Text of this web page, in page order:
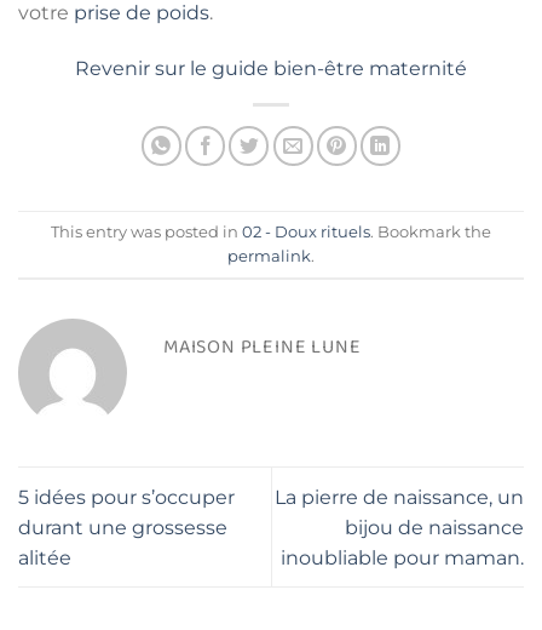
votre prise de poids.
Revenir sur le guide bien-être maternité
This entry was posted in 02 - Doux rituels. Bookmark the
permalink.
MAISON PLEINE LUNE
5 idées pour s’occuper
durant une grossesse
alitée
La pierre de naissance, un
bijou de naissance
inoubliable pour maman.